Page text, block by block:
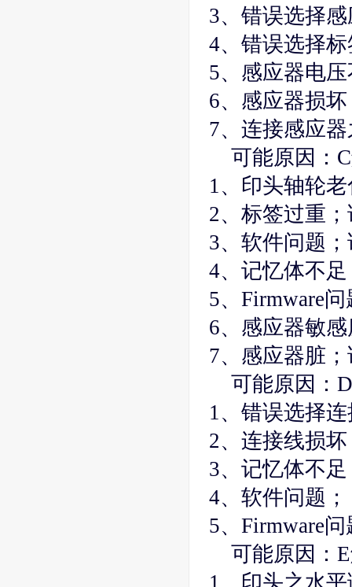
3、错误选择
4、错误选择
5、感应器电
6、感应器损
7、连接感应
可能原因：
1、印头轴轮
2、标签过重
3、软件问题
4、记忆体不足
5、Firmware
6、感应器敏
7、感应器脏
可能原因：
1、错误选择
2、连接线损
3、记忆体不
4、软件问题；
5、Firmware
可能原因：
1、印头之水